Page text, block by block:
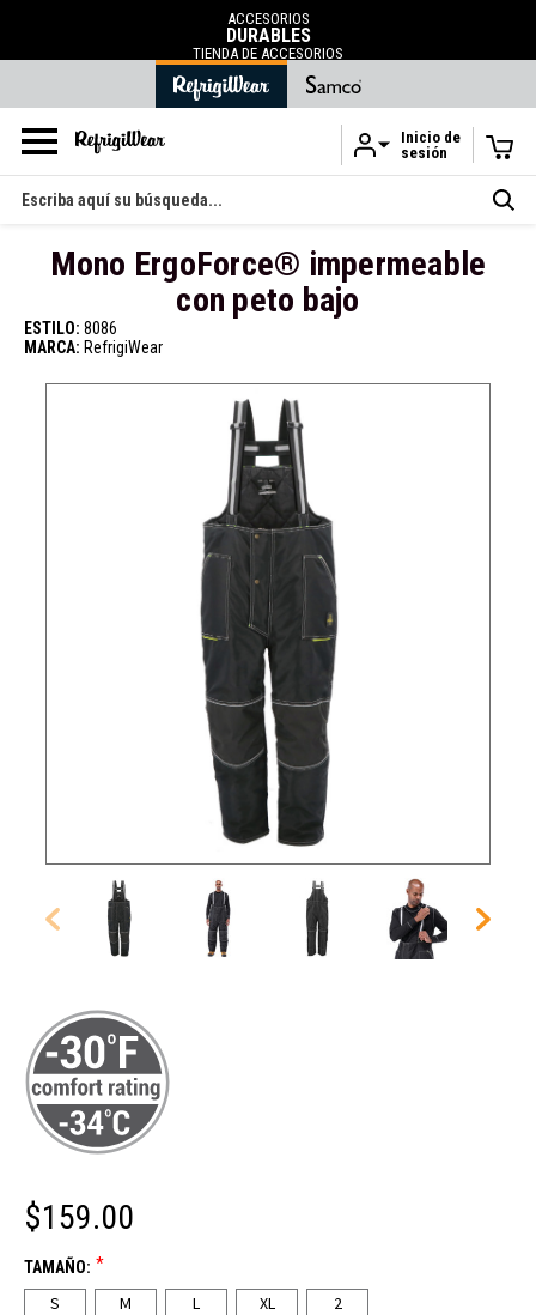
Ir al contenido principal
ACCESORIOS
DURABLES
TIENDA DE ACCESORIOS
Inicio de
sesión
Buscar
en
Mono ErgoForce® impermeable
con peto bajo
ESTILO: 8086
MARCA: RefrigiWear
$159.00
TAMAÑO: *
S M L XL
2